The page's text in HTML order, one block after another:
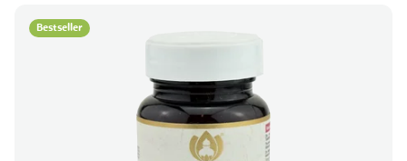
Bestseller